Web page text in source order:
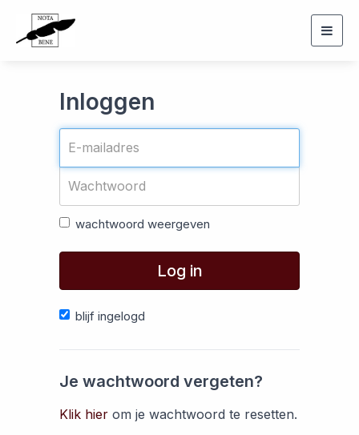
Inloggen
wachtwoord weergeven
Log in
blijf ingelogd
Je wachtwoord vergeten?
Klik hier om je wachtwoord te resetten.